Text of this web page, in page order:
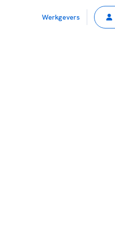
Werkgevers